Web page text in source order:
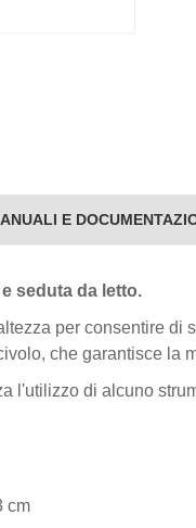
E
seduta da letto.
per consentire di
che garantisce la
l'utilizzo di alcuno
cm